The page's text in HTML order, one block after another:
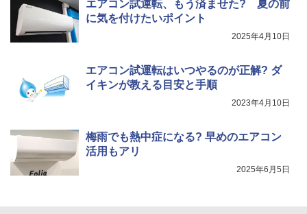
エアコン試運転、もう済ませた? 夏の前
に気を付けたいポイント
2025年4月10日
エアコン試運転はいつやるのが正解? ダ
イキンが教える目安と手順
2023年4月10日
梅雨でも熱中症になる? 早めのエアコン
活用もアリ
2025年6月5日